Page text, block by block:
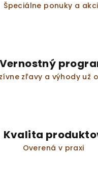
Špeciálne ponuky a
Vernostný
zľavy a výhody už
Kvalita
Overená v praxi